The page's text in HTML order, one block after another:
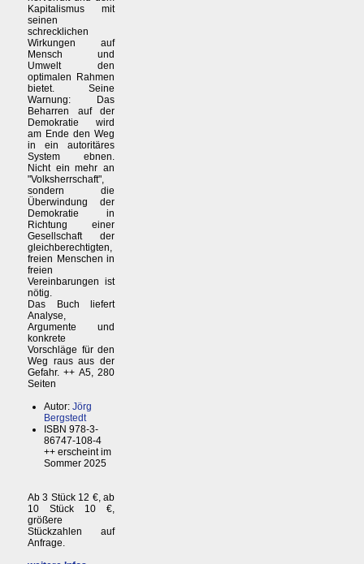
Kapitalismus mit
seinen
schrecklichen
Wirkungen auf
Mensch und
Umwelt den
optimalen Rahmen
bietet. Seine
Warnung: Das
Beharren auf der
Demokratie wird
am Ende den Weg
in ein autoritäres
System ebnen.
Nicht ein mehr an
"Volksherrschaft",
sondern die
Überwindung der
Demokratie in
Richtung einer
Gesellschaft der
gleichberechtigten,
freien Menschen in
freien
Vereinbarungen ist
nötig.
Das Buch liefert
Analyse,
Argumente und
konkrete
Vorschläge für den
Weg raus aus der
Gefahr. ++ A5, 280
Seiten
Autor: Jörg
Bergstedt
ISBN 978-3-
86747-108-4
++ erscheint im
Sommer 2025
Ab 3 Stück 12 €, ab
10 Stück 10 €,
größere
Stückzahlen auf
Anfrage.